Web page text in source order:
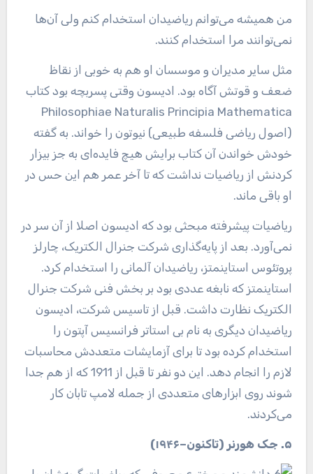
من همیشه می‌توانم ریاضیدان استخدام کنم ولی آن‌ها
نمی‌توانند مرا استخدام کنند.
مثل سایر مدیران و موسسان او هم به خوبی از نقاظ
ضعف و قوتش آگاه بود. ادیسون وقتی پسربچه بود کتاب
Philosophiae Naturalis Principia Mathematica
(اصول ریاضی فلسفه طبیعی) نیوتون را خواند. به گفته
خودش خواندن آن کتاب برایش هیچ فایده‌ای به جز بیزار
کردنش از ریاضیات نداشت که تا آخر عمر هم این حس در
او باقی ماند.
ریاضیات پیشرفته مبحثی بود که ادیسون اصلا از آن سر در
نمی‌آورد. بعد از پایه‌گذاری شرکت جنرال الکتریک، چارلز
پروتئوس استاینمتز، ریاضیدان آلمانی را استخدام کرد.
استاینمتز که نابغه عددی بود بر بخش فنی شرکت جنرال
الکتریک نظارت داشت. قبل از تاسیس شرکت، ادیسون
ریاضیدان دیگری به نام بی استاتر فرانسیس آپتون را
استخدام کرده بود تا برای آزمایشات متعددش محاسبات
لازم را انجام دهد. این دو نفر تا قبل از 1911 که از هم جدا
شوند روی ابزارهای متعددی از جمله لامپ تابان کار
می‌کردند.
۵. جک هورنر (تاکنون–۱۹۴۶)